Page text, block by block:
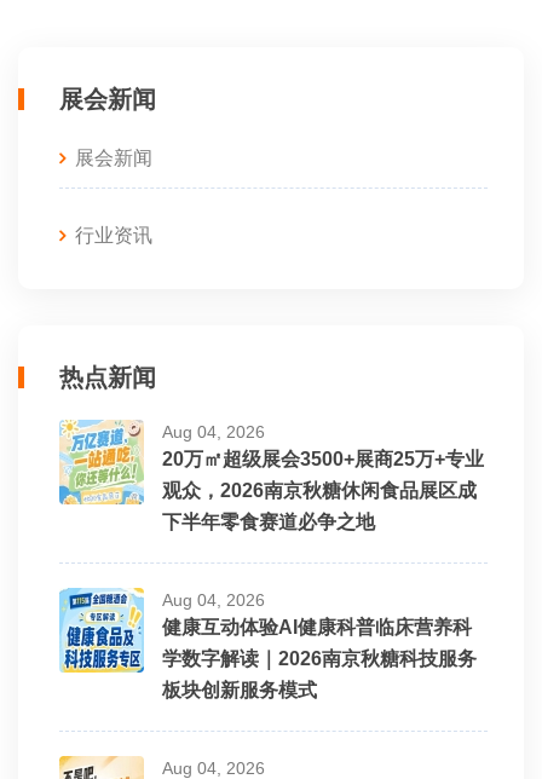
展会新闻
展会新闻
行业资讯
热点新闻
Aug 04, 2026
20万㎡超级展会3500+展商25万+专业
观众，2026南京秋糖休闲食品展区成
下半年零食赛道必争之地
Aug 04, 2026
健康互动体验AI健康科普临床营养科
学数字解读｜2026南京秋糖科技服务
板块创新服务模式
Aug 04, 2026